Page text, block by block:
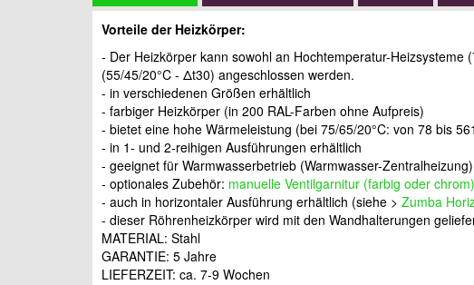
Vorteile der Heizkörper:
- Der Heizkörper kann sowohl an Hochtemperatur-
(55/45/20°C - Δt30) angeschlossen werden.
- in verschiedenen Größen erhältlich
- farbiger Heizkörper (in 200 RAL-Farben ohne Aufpreis)
- bietet eine hohe Wärmeleistung (bei 75/65/20°C: von 78 bis
- in 1- und 2-reihigen Ausführungen erhältlich
- geeignet für Warmwasserbetrieb (Warmwasser-Zentralheizung)
- optionales Zubehör: manuelle Ventilgarnitur (farbig oder
- auch in horizontaler Ausführung erhältlich (siehe > Zumba
- dieser Röhrenheizkörper wird mit den Wandhalterungen
MATERIAL: Stahl
GARANTIE: 5 Jahre
LIEFERZEIT: ca. 7-9 Wochen